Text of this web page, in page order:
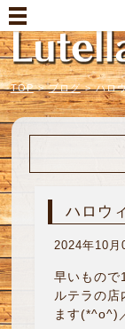
TOP > ブログ > ハロ
ハロウ
2024年10月
早いもので
ルテラの店
ます(*^o^)